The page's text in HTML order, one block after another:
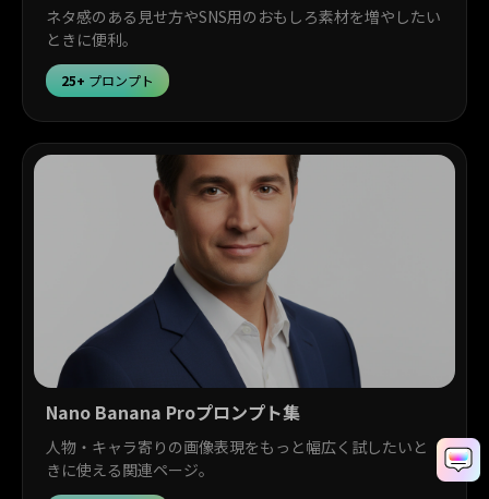
ネタ感のある見せ方やSNS用のおもしろ素材を増やしたい
ときに便利。
25+ プロンプト
Nano Banana Proプロンプト集
人物・キャラ寄りの画像表現をもっと幅広く試したいと
きに使える関連ページ。